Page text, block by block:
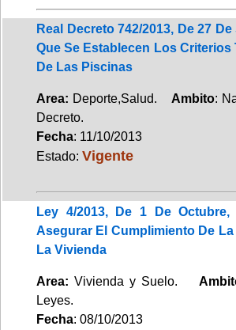
Real Decreto 742/2013, De 27
Que Se Establecen Los
De Las Piscinas
Area: Deporte,Salud. Ambito:
Decreto.
Fecha: 11/10/2013
Estado: Vigente
Ley 4/2013, De 1 De
Asegurar El Cumplimiento De
La Vivienda
Area: Vivienda y Suelo.
Leyes.
Fecha: 08/10/2013